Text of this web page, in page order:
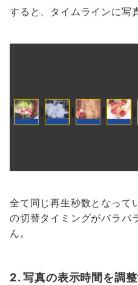
すると、タイムラインに写
全て同じ再生秒数となって
の切替タイミングがバラバ
ん。
2. 写真の表示時間を調